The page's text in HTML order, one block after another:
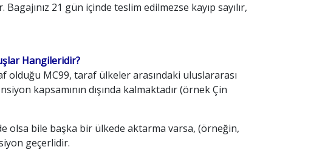
21 gün içinde teslim edilmezse kayıp sayılır,
Hangileridir?
olduğu MC99, taraf ülkeler arasındaki uluslararası
kapsamının dışında kalmaktadır (örnek Çin
olsa bile başka bir ülkede aktarma varsa, (örneğin,
geçerlidir.